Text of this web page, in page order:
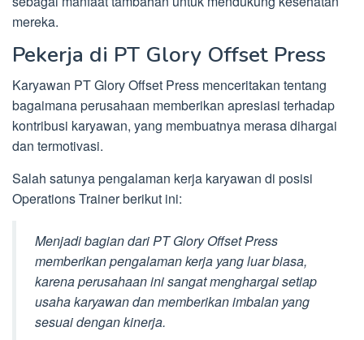
mereka.
Pekerja di PT Glory Offset Press
Karyawan PT Glory Offset Press menceritakan tentang
bagaimana perusahaan memberikan apresiasi terhadap
kontribusi karyawan, yang membuatnya merasa dihargai
dan termotivasi.
Salah satunya pengalaman kerja karyawan di posisi
Operations Trainer berikut ini:
Menjadi bagian dari PT Glory Offset Press
memberikan pengalaman kerja yang luar biasa,
karena perusahaan ini sangat menghargai setiap
usaha karyawan dan memberikan imbalan yang
sesuai dengan kinerja.